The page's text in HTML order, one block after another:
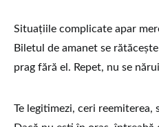
Situațiile complicate apar
Biletul de amanet se
prag fără el. Repet, nu se
Te legitimezi, ceri reemiterea,